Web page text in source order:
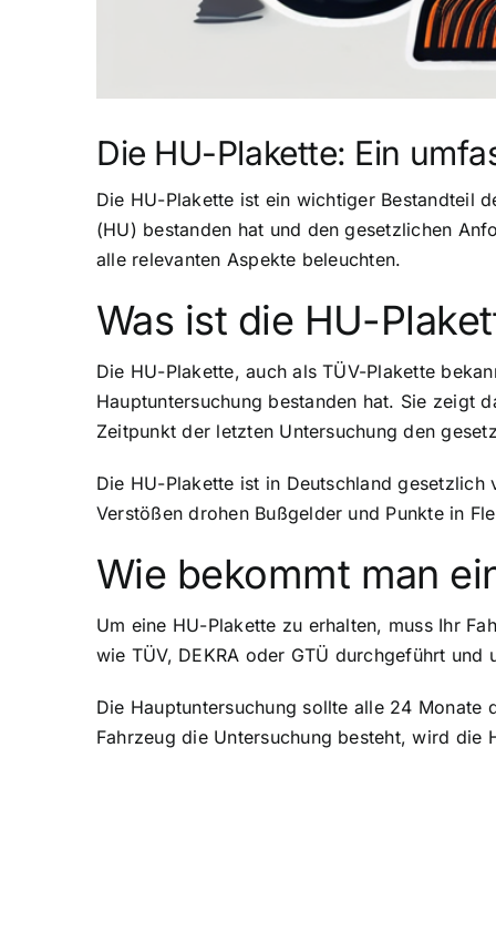
Die HU-Plakette: Ein
Die HU-Plakette ist ein wichtiger Bestandteil
(HU) bestanden hat und den gesetzlichen
alle relevanten Aspekte beleuchten.
Was ist die HU-
Die HU-Plakette, auch als TÜV-Plakette
Hauptuntersuchung bestanden hat. Sie zeigt
Zeitpunkt der letzten Untersuchung den
Die HU-Plakette ist in Deutschland
Verstößen drohen Bußgelder und Punkte in
Wie bekommt man
Um eine HU-Plakette zu erhalten, muss Ihr
wie TÜV, DEKRA oder GTÜ durchgeführt
Die Hauptuntersuchung sollte alle 24
Fahrzeug die Untersuchung besteht, wird die